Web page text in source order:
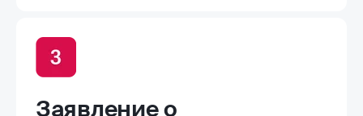
Заявление о